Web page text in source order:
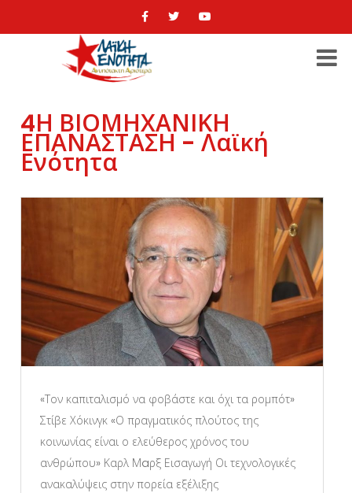
4Η ΒΙΟΜΗΧΑΝΙΚΗ
ΕΠΑΝΑΣΤΑΣΗ - Λαϊκή
Ενότητα
«Τον καπιταλισμό να φοβάστε και όχι τα ρομπότ»
Στίβε Χόκινγκ «Ο πραγματικός πλούτος της
κοινωνίας είναι ο ελεύθερος χρόνος του
ανθρώπου» Καρλ Μaρξ Εισαγωγή Οι τεχνολογικές
ανακαλύψεις στην πορεία εξέλιξης